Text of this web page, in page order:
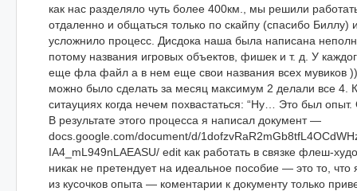
как нас разделяло чуть более 400км., мы решили
отдаленно и общаться только по скайпу (спасибо Биллу)
усложнило процесс. Дисдока наша была написана
потому названия игровых объектов, фишек и т. д. У
еще фла файл а в нем еще свои названия всех мувиков )).
можно было сделать за месяц максимум 2 делали все 4.
ситауциях когда нечем похвастаться: “Ну… Это был опыт.
В результате этого процесса я написал документ —
docs.google.com/document/d/
IA4_mL949nLAEASU/ edit как работать в связке флеш-
никак не претендует на идеальное пособие — это то,
из кусочков опыта — коментарии к документу только